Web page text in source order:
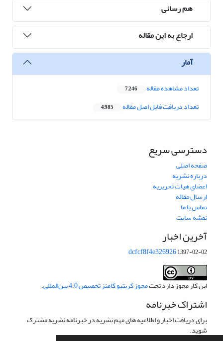
هم رسانی
ارجاع به این مقاله
آمار
تعداد مشاهده مقاله 7,246
تعداد دریافت فایل اصل مقاله 4,985
دسترسی سریع
صفحه اصلی
درباره نشریه
اعضای هیات تحریریه
ارسال مقاله
تماس با ما
نقشه سایت
آخرین اخبار
dcfcf8f4e3269261397-02-02
این کار مجوز دارد تحتمجوز کریتیو کامنز تخصیص 4.0 بین‌المللی .
اشتراک خبرنامه
برای دریافت اخبار و اطلاعیه های مهم نشریه در خبرنامه نشریه مشترک
شوید.